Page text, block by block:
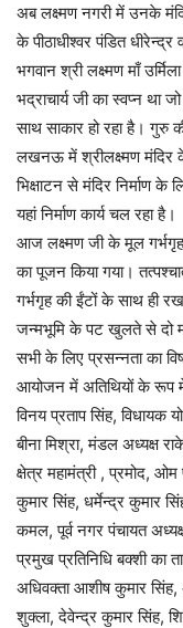
अब लक्ष्मण नगरी में उनके
के पीठाधीश्वर पंडित
भगवान श्री लक्ष्मण माँ
भद्राचार्य जी का स्वप्न था
साथ साकार हो रहा है। गुरु
लखनऊ में श्रीलक्ष्मण मंदिर
भिक्षाटन से मंदिर निर्माण
यहां निर्माण कार्य चल रहा है।
आज लक्ष्मण जी के मूल गर्भगृह
का पूजन किया गया।
गर्भगृह की ईंटों के साथ ही
जन्मभूमि के पट खुलते से दो
सभी के लिए प्रसन्नता का
आयोजन में अतिथियों के रूप में
विनय प्रताप सिंह, विधायक
बीना मिश्रा, मंडल अध्यक्ष
क्षेत्र महामंत्री , प्रमोद,‌
कुमार सिंह, धर्मेन्द्र कुमार
कमल, पूर्व नगर पंचायत
प्रमुख प्रतिनिधि बक्शी का
अधिवक्ता आशीष कुमार
शुक्ला, देवेन्द्र कुमार सिंह,